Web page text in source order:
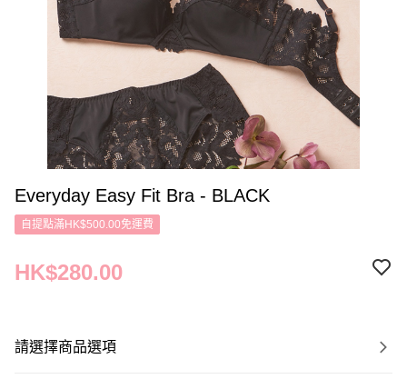
Everyday Easy Fit Bra - BLACK
自提點滿HK$500.00免運費
HK$280.00
請選擇商品選項